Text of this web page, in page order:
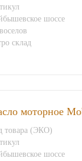
шоссе
склад
моторное
товара (ЭКО)
шоссе